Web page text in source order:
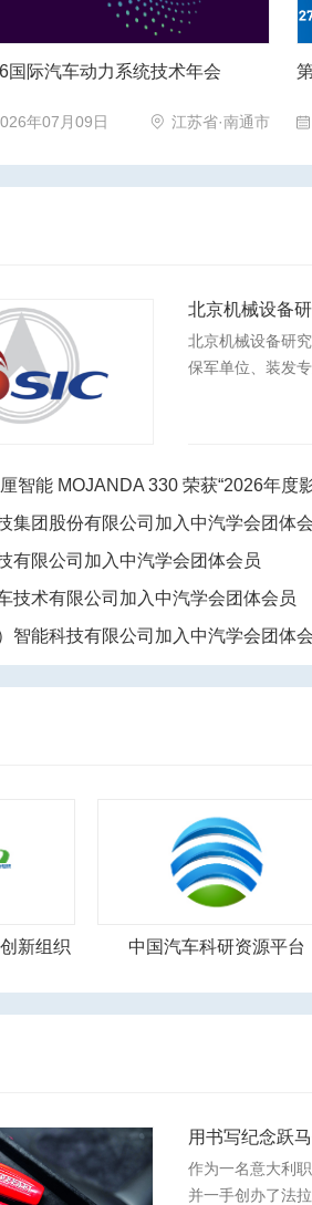
国际汽车动力系统技术年会
年07月09日 江苏省·南通市
《智能网联汽车产业人才需求预测报告》 《节能与新能源汽车技术路线图》
北京机械设备
北京机械设备研
保军单位、装发
工业的中坚力量
智能 MOJANDA 330 荣获“2026年度
集团股份有限公司加入中汽学会团体
有限公司加入中汽学会团体会员
技术有限公司加入中汽学会团体会员
智能科技有限公司加入中汽学会团体
新组织 中国汽车科研资源平台
作为一名意大利
并一手创办了法